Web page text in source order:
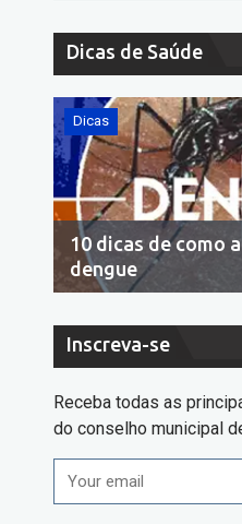
Dicas de Saúde
Dicas
10 dicas de como
dengue
Inscreva-se
Receba todas as
do conselho municipal